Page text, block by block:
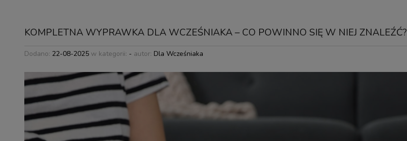
KOMPLETNA WYPRAWKA DLA WCZEŚNIAKA – CO POWINNO SIĘ W NIEJ ZNALEŹĆ?
Dodano: 22-08-2025w kategorii: - autor: Dla Wcześniaka